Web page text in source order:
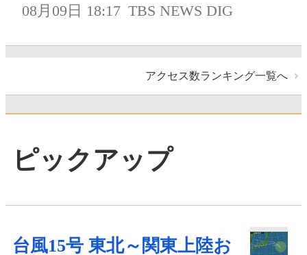
08月09日 18:17 TBS NEWS DIG
アクセス数ランキング一覧へ
ピックアップ
台風15号 東北～関東上陸お